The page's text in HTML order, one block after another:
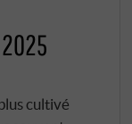
cultivé